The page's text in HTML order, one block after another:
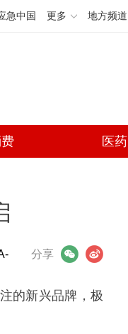
急中国 更多 地方频道
医药
分享
微博
的新兴品牌，极